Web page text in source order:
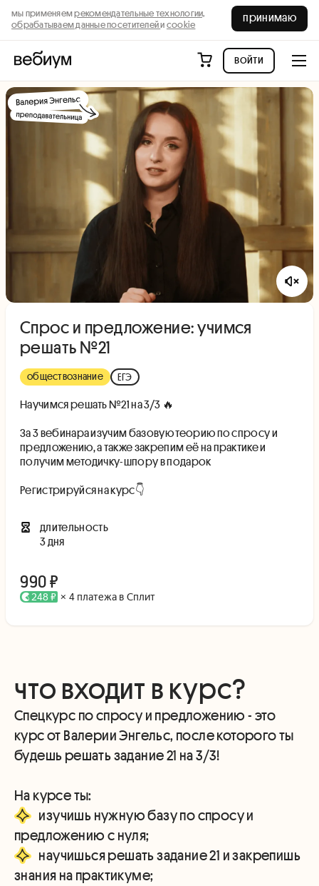
мы применяемрекомендательные технологии,
обрабатываем данные посетителейи cookie
принимаю
войти
Спрос и предложение: учимся
решать №21
обществознание ЕГЭ
Научимся решать №21 на 3/3 🔥
За 3 вебинара изучим базовую теорию по спросу и
предложению, а также закрепим её на практике и
получим методичку-шпору в подарок
Регистрируйся на курс👇
длительность
3 дня
990 ₽
248 ₽ × 4 платежа в Сплит
что входит в курс?
Спецкурс по спросу и предложению - это
курс от Валерии Энгельс, после которого ты
будешь решать задание 21 на 3/3!
изучишь нужную базу по спросу и
научишься решать задание 21 и закрепишь